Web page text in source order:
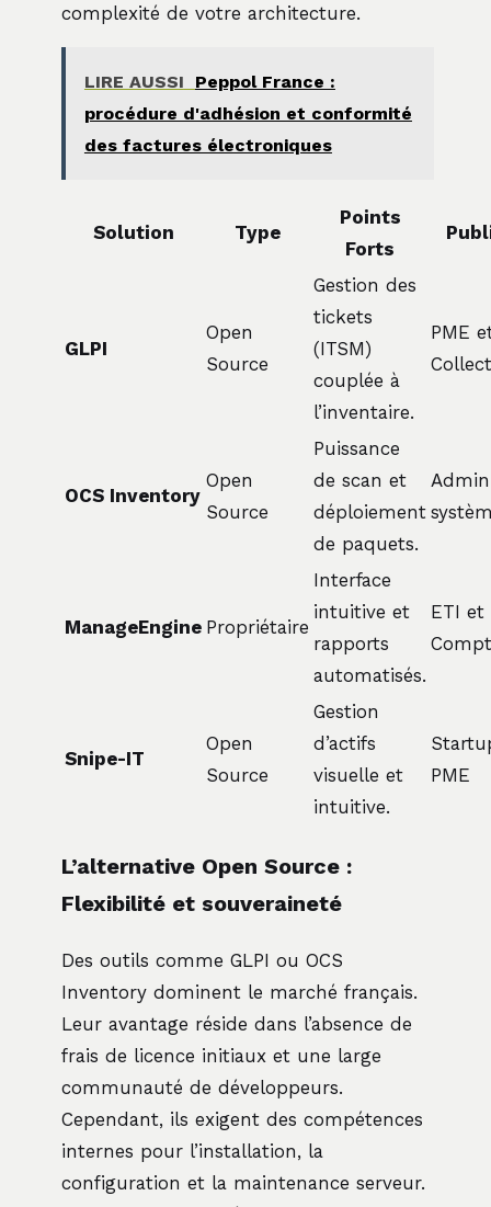
complexité de votre architecture.
LIRE AUSSI
Peppol France :
procédure d'adhésion et conformité
des factures électroniques
Solution Type
Points
Forts
GLPI
Open
Source
Gestion des
tickets
(ITSM)
couplée à
l’inventaire.
PME
OCS Inventory
Open
Source
Puissance
de scan et
déploiement
de paquets.
ManageEngine Propriétaire
Interface
intuitive et
rapports
automatisés.
ETI et
Snipe-IT
Open
Source
Gestion
d’actifs
visuelle et
intuitive.
PME
L’alternative Open Source :
Flexibilité et souveraineté
Des outils comme GLPI ou OCS
Inventory dominent le marché français.
Leur avantage réside dans l’absence de
frais de licence initiaux et une large
communauté de développeurs.
Cependant, ils exigent des compétences
internes pour l’installation, la
configuration et la maintenance serveur.